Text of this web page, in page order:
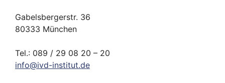
Gabelsbergerstr. 36
80333 München
Tel.: 089 / 29 08 20 – 20
info@ivd-institut.de